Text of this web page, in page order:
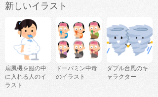
新しいイラスト
扇風機を服の中
に入れる人のイ
ラスト
ドーパミン中毒
のイラスト
ダブル台風のキ
ャラクター